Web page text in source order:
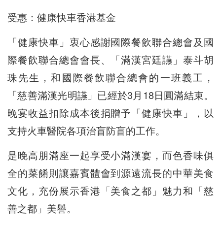
受惠：健康快車香港基金
「健康快車」衷心感謝國際餐飲聯合總會及國
際餐飲聯合總會會長、「滿漢宮廷讌」泰斗胡
珠先生，和國際餐飲聯合總會的一班義工，
「慈善滿漢光明讌」已經於3月18日圓滿結束。
晚宴收益扣除成本後捐贈予「健康快車」，以
支持火車醫院各項治盲防盲的工作。
是晚高朋滿座一起享受小滿漢宴，而色香味俱
全的菜餚則讓嘉賓體會到源遠流長的中華美食
文化，充份展示香港「美食之都」魅力和「慈
善之都」美譽。